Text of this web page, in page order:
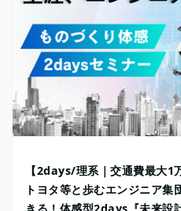
【2days/理系｜交通費最大1
トヨタ等と歩むエンジニア